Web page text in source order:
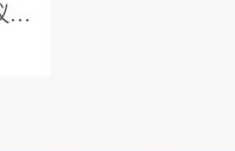
RFID智能会议签到系统